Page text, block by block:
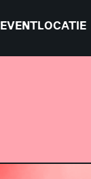
EVENTLOCATIE